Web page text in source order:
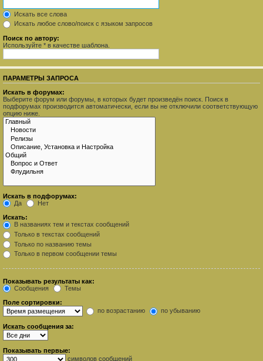
Искать все слова
Искать любое слово/поиск с языком запросов
Поиск по автору:
Используйте * в качестве шаблона.
ПАРАМЕТРЫ ЗАПРОСА
Искать в форумах:
Выберите форум или форумы, в которых будет произведён поиск. Поиск в
подфорумах производится автоматически, если вы не отключили соответствующую
опцию ниже.
Искать в подфорумах:
Да
Нет
Искать:
В названиях тем и текстах сообщений
Только в текстах сообщений
Только по названию темы
Только в первом сообщении темы
Показывать результаты как:
Сообщения
Темы
Поле сортировки:
по возрастанию
по убыванию
Искать сообщения за:
Показывать первые:
символов сообщений